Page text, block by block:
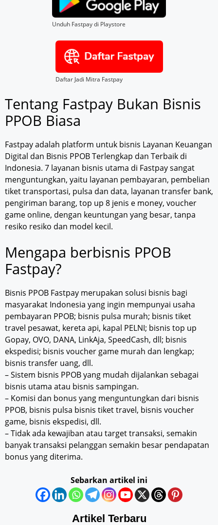
Unduh Fastpay di Playstore
Daftar Jadi Mitra Fastpay
Tentang Fastpay Bukan Bisnis
PPOB Biasa
Fastpay adalah platform untuk bisnis Layanan Keuangan
Digital dan Bisnis PPOB Terlengkap dan Terbaik di
Indonesia. 7 layanan bisnis utama di Fastpay sangat
menguntungkan, yaitu layanan pembayaran, pembelian
tiket transportasi, pulsa dan data, layanan transfer bank,
pengiriman barang, top up 8 jenis e money, voucher
game online, dengan keuntungan yang besar, tanpa
resiko resiko dan model kecil.
Mengapa berbisnis PPOB
Fastpay?
Bisnis PPOB Fastpay merupakan solusi bisnis bagi
masyarakat Indonesia yang ingin mempunyai usaha
pembayaran PPOB; bisnis pulsa murah; bisnis tiket
travel pesawat, kereta api, kapal PELNI; bisnis top up
Gopay, OVO, DANA, LinkAja, SpeedCash, dll; bisnis
ekspedisi; bisnis voucher game murah dan lengkap;
bisnis transfer uang, dll.
– Sistem bisnis PPOB yang mudah dijalankan sebagai
bisnis utama atau bisnis sampingan.
– Komisi dan bonus yang menguntungkan dari bisnis
PPOB, bisnis pulsa bisnis tiket travel, bisnis voucher
game, bisnis ekspedisi, dll.
– Tidak ada kewajiban atau target transaksi, semakin
banyak transaksi pelanggan semakin besar pendapatan
bonus yang diterima.
Sebarkan artikel ini
Artikel Terbaru